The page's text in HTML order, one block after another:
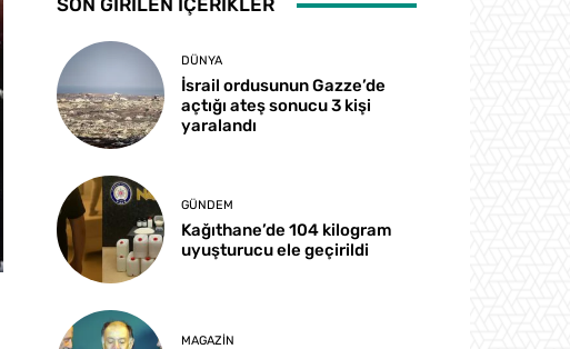
SON GİRİLEN İÇERİKLER
DÜNYA
İsrail ordusunun Gazze’de
açtığı ateş sonucu 3 kişi
yaralandı
GÜNDEM
Kağıthane’de 104 kilogram
uyuşturucu ele geçirildi
MAGAZIN